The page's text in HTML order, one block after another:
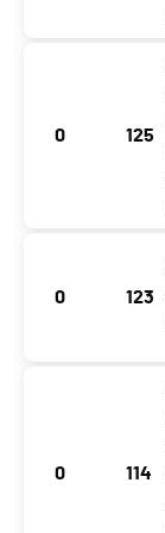
0 125
0 123
0 114